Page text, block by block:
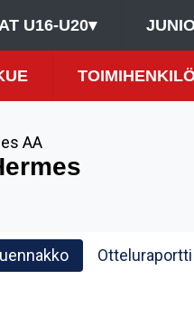
U16-U20▾
AA
Otteluraportti